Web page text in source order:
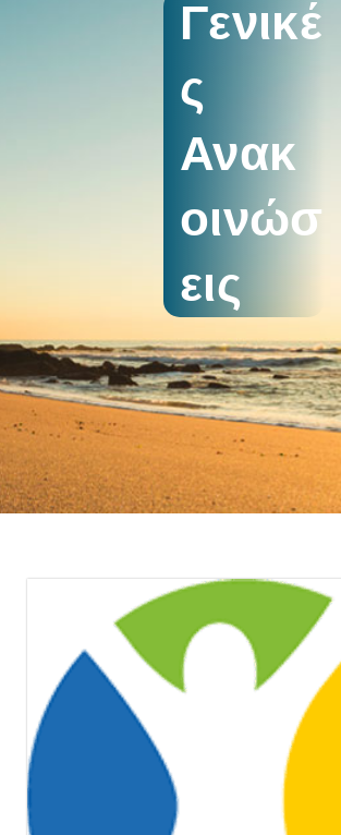
Γενικέ
ς
Ανακ
οινώσ
εις